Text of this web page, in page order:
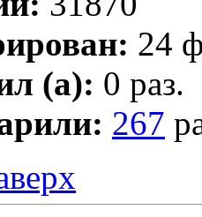
24
(а): 0 раз.
267